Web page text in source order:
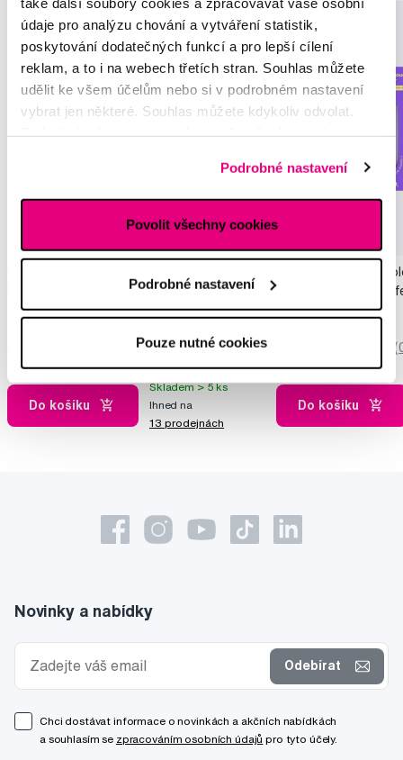
údaje pro analýzu chování a vytváření statistik,
poskytování dodatečných funkcí a pro lepší cílení
reklam, a to i na webech třetích stran. Souhlas můžete
udělit ke všem účelům nebo si v podrobném nastavení
vybrat jen některé. Souhlas můžete kdykoliv odvolat.
Podrobné nastavení
Povolit všechny cookies
Podrobné nastavení
Pouze nutné cookies
kartáček s kónickými vlákny SANGI, bílý
3 699 Kč
(27x)
Do košíku
Skladem > 5 ks
Ihned na
13 prodejnách
Pop Instant Teeth
pro okamžitý bělicí
259 Kč
Do košíku
Novinky a nabídky
Odebírat
Chci dostávat informace o novinkách a akčních nabídkách
a souhlasím se zpracováním osobních údajů pro tyto účely.